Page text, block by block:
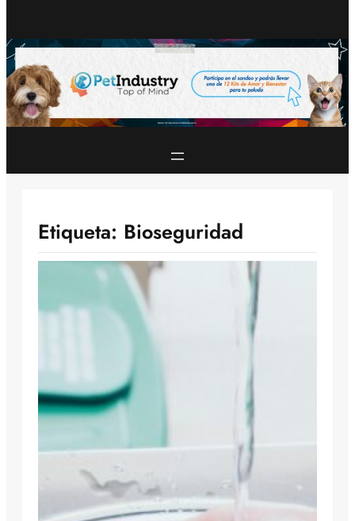
Etiqueta: Bioseguridad